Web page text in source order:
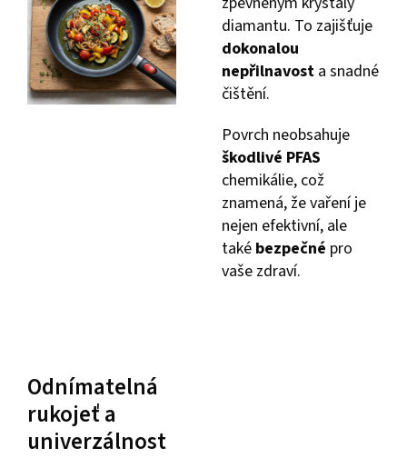
diamantu. To zajišťuje
dokonalou
nepřilnavost a snadné
čištění.
Povrch neobsahuje
škodlivé PFAS
chemikálie, což
znamená, že vaření je
nejen efektivní, ale
také bezpečné pro
vaše zdraví.
Odnímatelná
rukojeť a
univerzálnost